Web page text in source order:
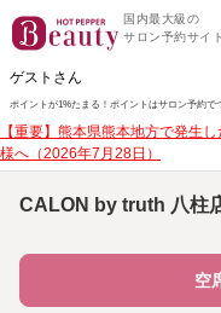
国内最大級の
サロン予約サイト
ゲストさん
ポイントが1%たまる！ ポイントはサロン予約で
【重要】熊本県熊本地方で発生
様へ（2026年7月28日）
CALON by truth 八柱
空